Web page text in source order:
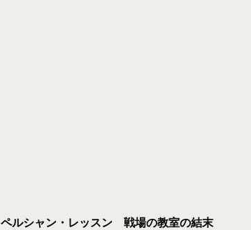
ペルシャン・レッスン 戦場の教室の結末